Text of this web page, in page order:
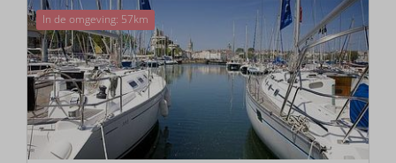
In de omgeving: 57km